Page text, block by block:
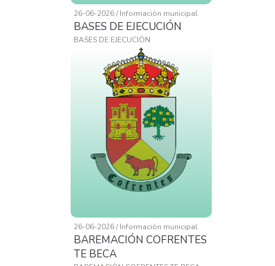
26-06-2026 / Información municipal
BASES DE EJECUCIÓN
BASES DE EJECUCIÓN
26-06-2026 / Información municipal
BAREMACIÓN COFRENTES
TE BECA